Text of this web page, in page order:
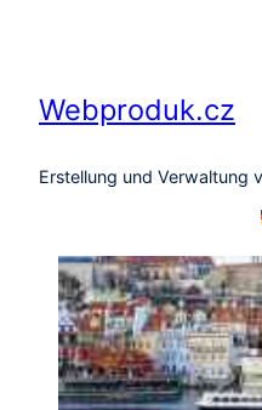
Webproduk.cz
Erstellung und Verwaltung